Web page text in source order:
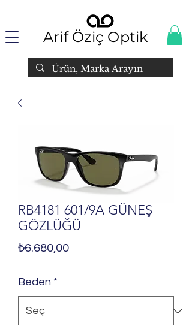
Arif Öziç Optik
RB4181 601/9A GÜNEŞ
GÖZLÜĞÜ
₺6.680,00Fiyat
Beden *